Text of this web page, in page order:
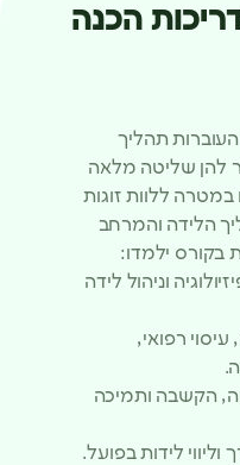
הכנה
תהליך
להן שליטה מלאה
במטרה ללוות זוגות
הלידה והמרחב
בקורס ילמדו:
וניהול לידה
עיסוי רפואי,
הקשבה ותמיכה
וליווי לידות בפועל.